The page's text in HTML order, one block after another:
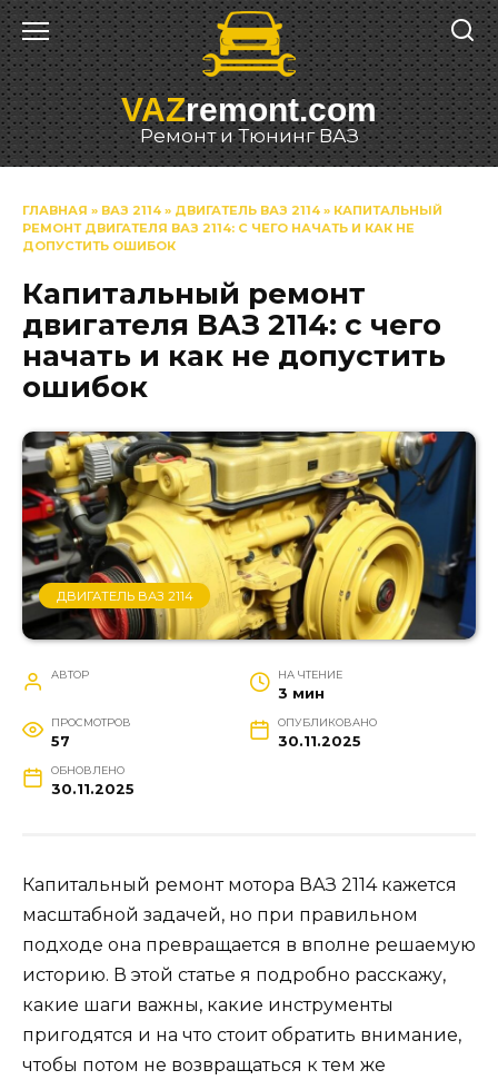
Перейти
к
содержанию
VAZremont.com
Ремонт и Тюнинг ВАЗ
ГЛАВНАЯ » ВАЗ 2114 » ДВИГАТЕЛЬ ВАЗ 2114 » КАПИТАЛЬНЫЙ
РЕМОНТ ДВИГАТЕЛЯ ВАЗ 2114: С ЧЕГО НАЧАТЬ И КАК НЕ
ДОПУСТИТЬ ОШИБОК
Капитальный ремонт
двигателя ВАЗ 2114: с чего
начать и как не допустить
ошибок
ДВИГАТЕЛЬ ВАЗ 2114
АВТОР НА ЧТЕНИЕ
3 мин
ПРОСМОТРОВ
57
ОПУБЛИКОВАНО
30.11.2025
ОБНОВЛЕНО
30.11.2025
Капитальный ремонт мотора ВАЗ 2114 кажется
масштабной задачей, но при правильном
подходе она превращается в вполне решаемую
историю. В этой статье я подробно расскажу,
какие шаги важны, какие инструменты
пригодятся и на что стоит обратить внимание,
чтобы потом не возвращаться к тем же